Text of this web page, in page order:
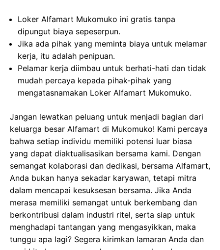
Loker Alfamart Mukomuko ini gratis tanpa
dipungut biaya sepeserpun.
Jika ada pihak yang meminta biaya untuk melamar
kerja, itu adalah penipuan.
Pelamar kerja diimbau untuk berhati-hati dan tidak
mudah percaya kepada pihak-pihak yang
mengatasnamakan Loker Alfamart Mukomuko.
Jangan lewatkan peluang untuk menjadi bagian dari
keluarga besar Alfamart di Mukomuko! Kami percaya
bahwa setiap individu memiliki potensi luar biasa
yang dapat diaktualisasikan bersama kami. Dengan
semangat kolaborasi dan dedikasi, bersama Alfamart,
Anda bukan hanya sekadar karyawan, tetapi mitra
dalam mencapai kesuksesan bersama. Jika Anda
merasa memiliki semangat untuk berkembang dan
berkontribusi dalam industri ritel, serta siap untuk
menghadapi tantangan yang mengasyikkan, maka
tunggu apa lagi? Segera kirimkan lamaran Anda dan